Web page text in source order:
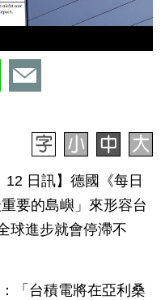
12 日訊】德國《每日
要的島嶼」來形容台
球進步就會停滯不
「台積電將在亞利桑